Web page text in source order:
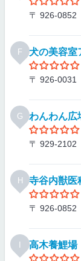
〒 926-
F 犬の美容室
〒 926-
G わんわん広
〒 929-
H 寺谷内獣医
〒 926-
高木養鯉場